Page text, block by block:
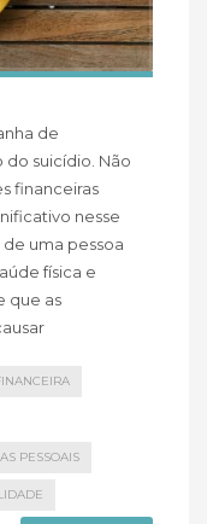
de
suicídio. Não
financeiras
nesse
uma pessoa
física e
que as
PESSOAIS